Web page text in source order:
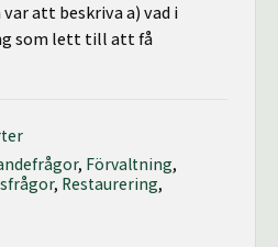
att beskriva a) vad i
som lett till att få
, Förvaltning,
, Restaurering,